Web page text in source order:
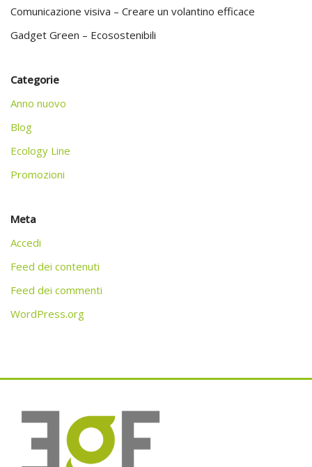
Comunicazione visiva – Creare un volantino efficace
Gadget Green – Ecosostenibili
Categorie
Anno nuovo
Blog
Ecology Line
Promozioni
Meta
Accedi
Feed dei contenuti
Feed dei commenti
WordPress.org